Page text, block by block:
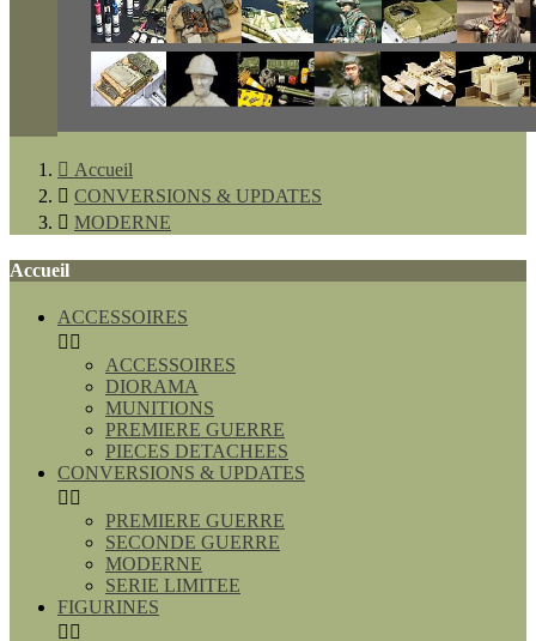
 Accueil
 CONVERSIONS & UPDATES
 MODERNE
Accueil
ACCESSOIRES
 
ACCESSOIRES
DIORAMA
MUNITIONS
PREMIERE GUERRE
PIECES DETACHEES
CONVERSIONS & UPDATES
 
PREMIERE GUERRE
SECONDE GUERRE
MODERNE
SERIE LIMITEE
FIGURINES
 